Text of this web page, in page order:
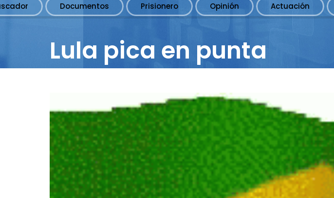
Documentos Prisionero Opinión Actuación
Lula pica en punta